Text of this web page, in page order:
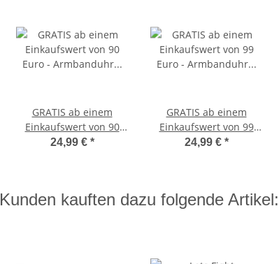
GRATIS ab einem
Einkaufswert von 90
Euro - Armbanduhr
24,99 € *
GRATIS ab einem
Einkaufswert von 99
Euro - Armbanduhr
24,99 € *
Kunden kauften dazu folgende Artikel: